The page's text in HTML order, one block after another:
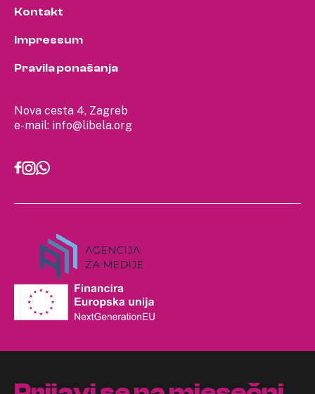
Nova cesta 4, Zagreb
e-mail: info@libela.org
Kontakt
Impressum
Pravila ponašanja